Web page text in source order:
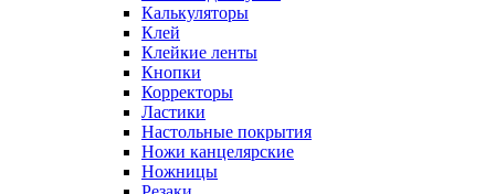
Калькуляторы
Клей
Клейкие ленты
Кнопки
Корректоры
Ластики
Настольные покрытия
Ножи канцелярские
Ножницы